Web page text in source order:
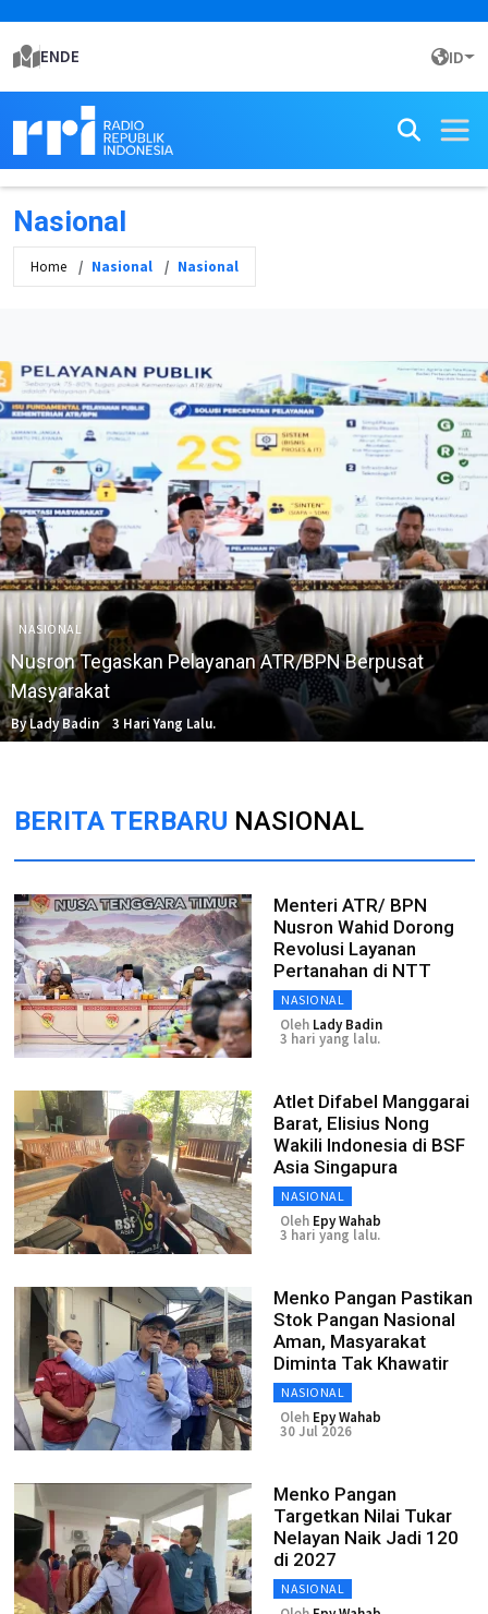
ENDE ID
Nasional
Home Nasional Nasional
NASIONAL
Nusron Tegaskan Pelayanan ATR/BPN Berpusat
Masyarakat
By Lady Badin 3 Hari Yang Lalu.
BERITA TERBARU NASIONAL
Menteri ATR/ BPN
Nusron Wahid Dorong
Revolusi Layanan
Pertanahan di NTT
NASIONAL
Oleh Lady Badin
3 hari yang lalu.
Atlet Difabel Manggarai
Barat, Elisius Nong
Wakili Indonesia di BSF
Asia Singapura
NASIONAL
Oleh Epy Wahab
3 hari yang lalu.
Menko Pangan Pastikan
Stok Pangan Nasional
Aman, Masyarakat
Diminta Tak Khawatir
NASIONAL
Oleh Epy Wahab
30 Jul 2026
Menko Pangan
Targetkan Nilai Tukar
Nelayan Naik Jadi 120
di 2027
NASIONAL